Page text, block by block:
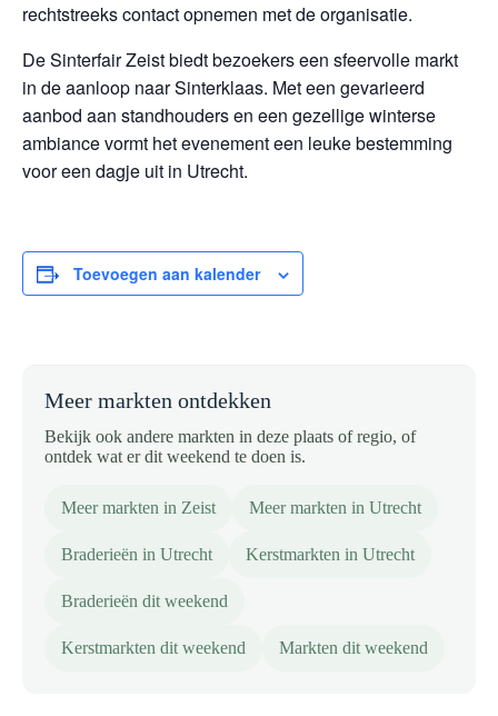
rechtstreeks contact opnemen met de organisatie.
De Sinterfair Zeist biedt bezoekers een sfeervolle markt
in de aanloop naar Sinterklaas. Met een gevarieerd
aanbod aan standhouders en een gezellige winterse
ambiance vormt het evenement een leuke bestemming
voor een dagje uit in Utrecht.
Toevoegen aan kalender
Meer markten ontdekken
Bekijk ook andere markten in deze plaats of regio, of
ontdek wat er dit weekend te doen is.
Meer markten in Zeist Meer markten in Utrecht
Braderieën in Utrecht Kerstmarkten in Utrecht
Braderieën dit weekend
Kerstmarkten dit weekend Markten dit weekend